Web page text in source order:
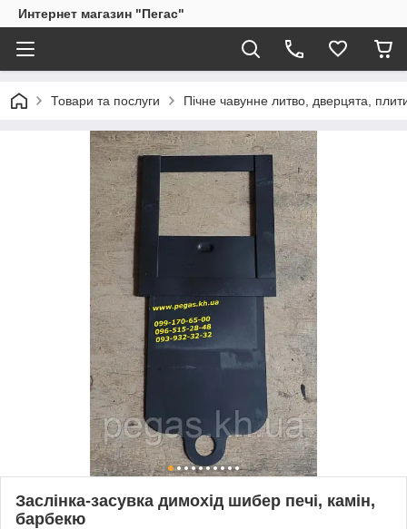
Интернет магазин "Пегас"
Товари та послуги Пічне чавунне литво, дверцята,
Заслінка-засувка димохід шибер печі, камін,
барбекю